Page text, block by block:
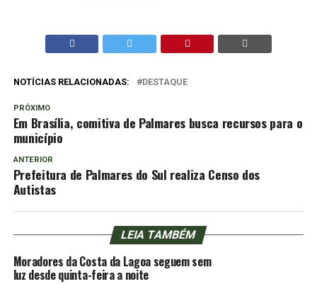
NOTÍCIAS RELACIONADAS: DESTAQUE
PRÓXIMO
Em Brasília, comitiva de Palmares busca recursos para o
município
ANTERIOR
Prefeitura de Palmares do Sul realiza Censo dos
Autistas
LEIA TAMBÉM
Moradores da Costa da Lagoa seguem sem
luz desde quinta-feira a noite